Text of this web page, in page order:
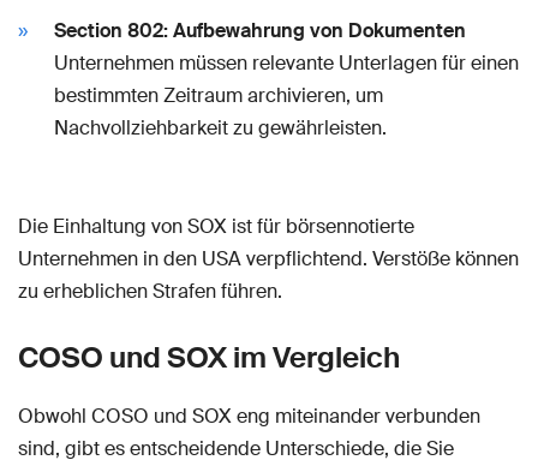
Section 802: Aufbewahrung von Dokumenten
Unternehmen müssen relevante Unterlagen für einen
bestimmten Zeitraum archivieren, um
Nachvollziehbarkeit zu gewährleisten.
Die Einhaltung von SOX ist für börsennotierte
Unternehmen in den USA verpflichtend. Verstöße können
zu erheblichen Strafen führen.
COSO und SOX im Vergleich
Obwohl COSO und SOX eng miteinander verbunden
sind, gibt es entscheidende Unterschiede, die Sie